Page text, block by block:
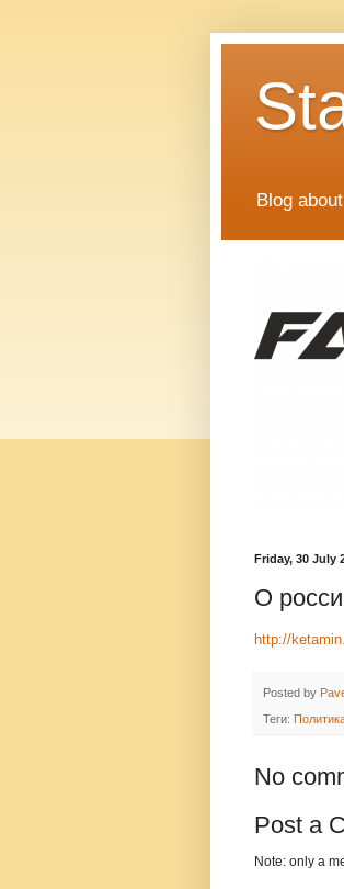
Blog
Friday, 30 July
О
http://
Posted by
Теги:
No
Post a
Note: only a